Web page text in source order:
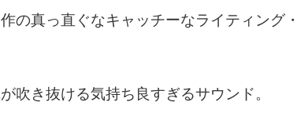
の真っ直ぐなキャッチーなライティング
吹き抜ける気持ち良すぎるサウンド。